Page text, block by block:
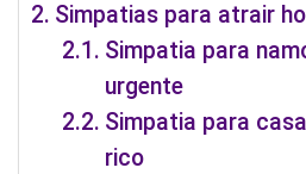
Simpatias para atrair
Simpatia para
urgente
Simpatia para
rico